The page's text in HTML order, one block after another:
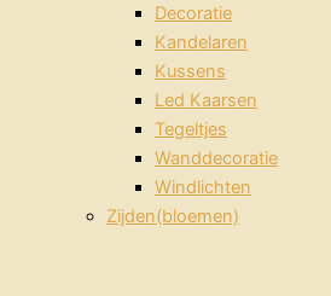
Decoratie
Kandelaren
Kussens
Led Kaarsen
Tegeltjes
Wanddecoratie
Windlichten
Zijden(bloemen)